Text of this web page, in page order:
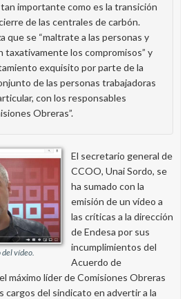
importante como es la transición
de las centrales de carbón.
que se “maltrate a las personas y
taxativamente los compromisos” y
exquisito por parte de la
de las personas trabajadoras
con los responsables
Obreras”.
del vídeo.
El secretario general de
CCOO, Unai Sordo, se
ha sumado con la
emisión de un vídeo a
las críticas a la dirección
de Endesa por sus
incumplimientos del
Acuerdo de
máximo líder de Comisiones Obreras
cargos del sindicato en advertir a la